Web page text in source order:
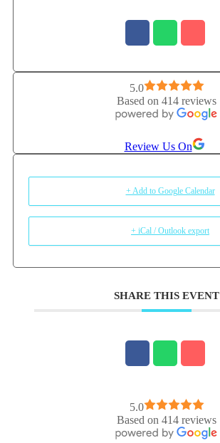
5.0
Based on 414 reviews
Review Us On
+ Add to Google Calendar
+ iCal / Outlook export
SHARE THIS EVENT
5.0
Based on 414 reviews